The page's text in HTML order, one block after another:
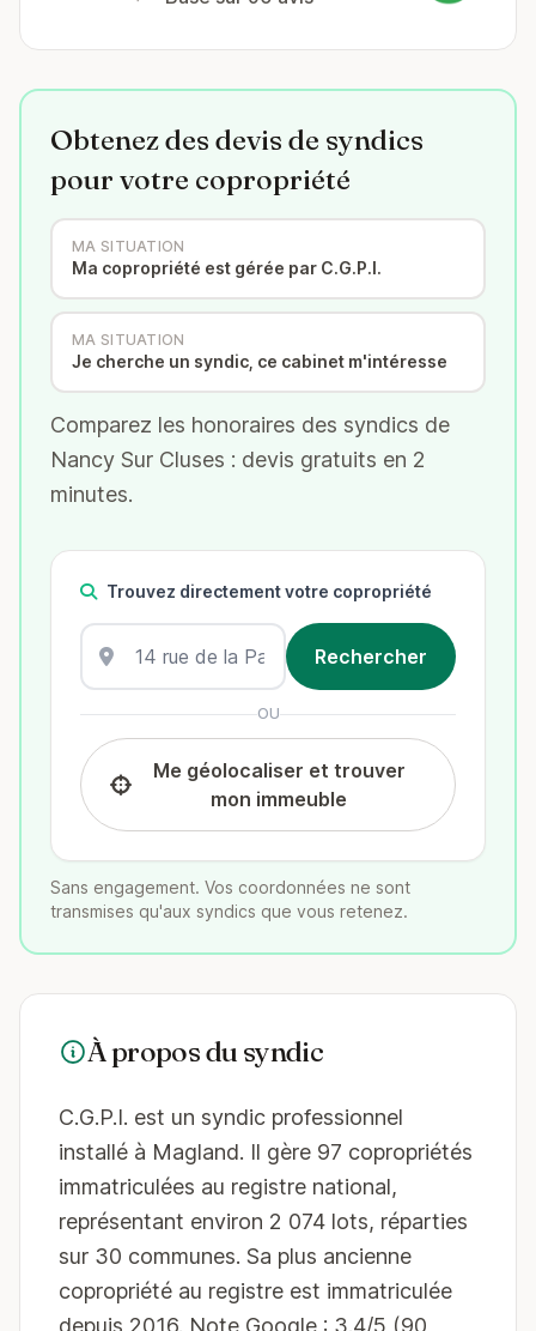
Obtenez des devis de syndics
pour votre copropriété
MA SITUATION
Ma copropriété est gérée par C.G.P.I.
MA SITUATION
Je cherche un syndic, ce cabinet m'intéresse
Comparez les honoraires des syndics de
Nancy Sur Cluses : devis gratuits en 2
minutes.
Trouvez directement votre copropriété
OU
Me géolocaliser et trouver
mon immeuble
Sans engagement. Vos coordonnées ne sont
transmises qu'aux syndics que vous retenez.
À propos du syndic
C.G.P.I. est un syndic professionnel
installé à Magland. Il gère 97 copropriétés
immatriculées au registre national,
représentant environ 2 074 lots, réparties
sur 30 communes. Sa plus ancienne
copropriété au registre est immatriculée
depuis 2016. Note Google : 3.4/5 (90